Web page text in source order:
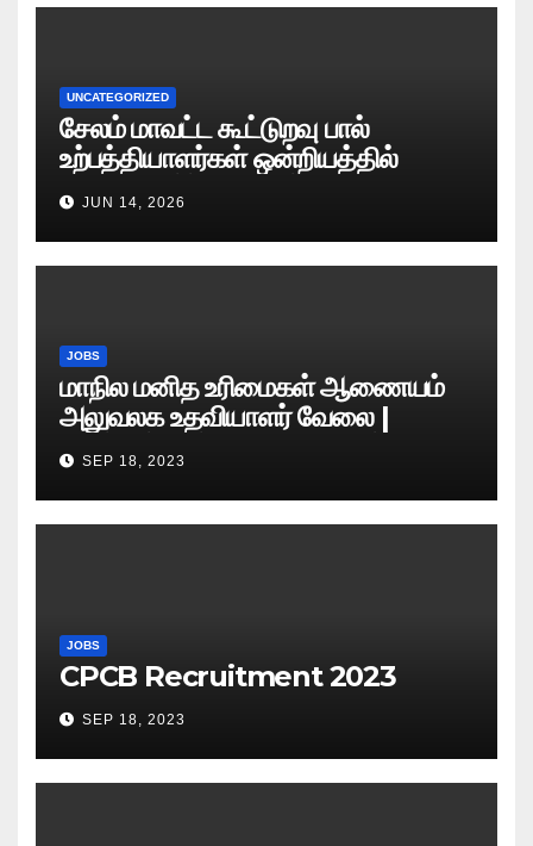
UNCATEGORIZED
சேலம் மாவட்ட கூட்டுறவு பால்
உற்பத்தியாளர்கள் ஒன்றியத்தில்
வேலைவாய்ப்பு அறிவிப்பு 2026
JUN 14, 2026
JOBS
மாநில மனித உரிமைகள் ஆணையம்
அலுவலக உதவியாளர் வேலை |
எழுத்துத் தேர்வு தேதி அறிவிப்பு..?
SEP 18, 2023
JOBS
CPCB Recruitment 2023
SEP 18, 2023